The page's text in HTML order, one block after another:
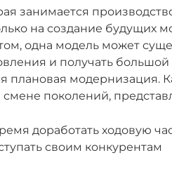
занимается
на создание будущих
одна модель может
и получать большой
плановая модернизация.
поколений,
доработать ходовую
своим конкурентам